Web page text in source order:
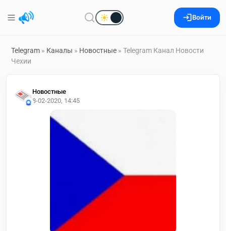
Войти
Telegram » Каналы » Новостные » Telegram Канал Новости
Чехии
Новостные
8-02-2020, 14:45